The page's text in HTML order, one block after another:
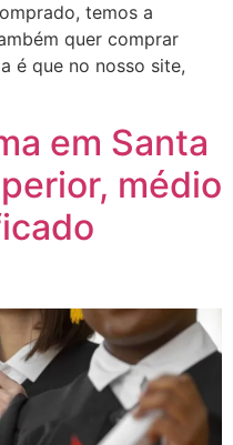
temos a
quer comprar
é que no nosso site,
em Santa
médio